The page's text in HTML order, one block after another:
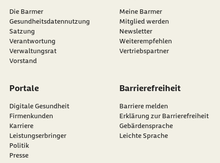
Die Barmer
Gesundheitsdatennutzung
Satzung
Verantwortung
Verwaltungsrat
Vorstand
Meine Barmer
Mitglied werden
Newsletter
externer Link:
Weiterempfehlen
Vertriebspartner
Portale
Digitale Gesundheit
Firmenkunden
Karriere
Leistungserbringer
Politik
Presse
Barrierefreiheit
Barriere melden
Erklärung zur Barrierefreiheit
Gebärdensprache
Leichte Sprache